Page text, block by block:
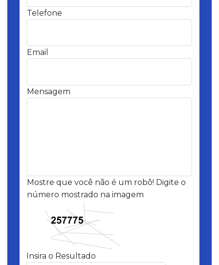
Telefone
Email
Mensagem
Mostre que você não é um robô! Digite o
número mostrado na imagem
Insira o Resultado